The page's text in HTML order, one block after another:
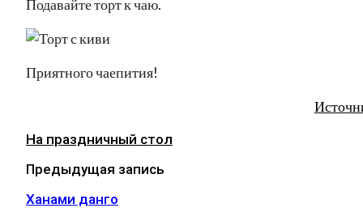
Подавайте торт к чаю.
Приятного чаепития!
На праздничный стол
Предыдущая запись
Ханами данго